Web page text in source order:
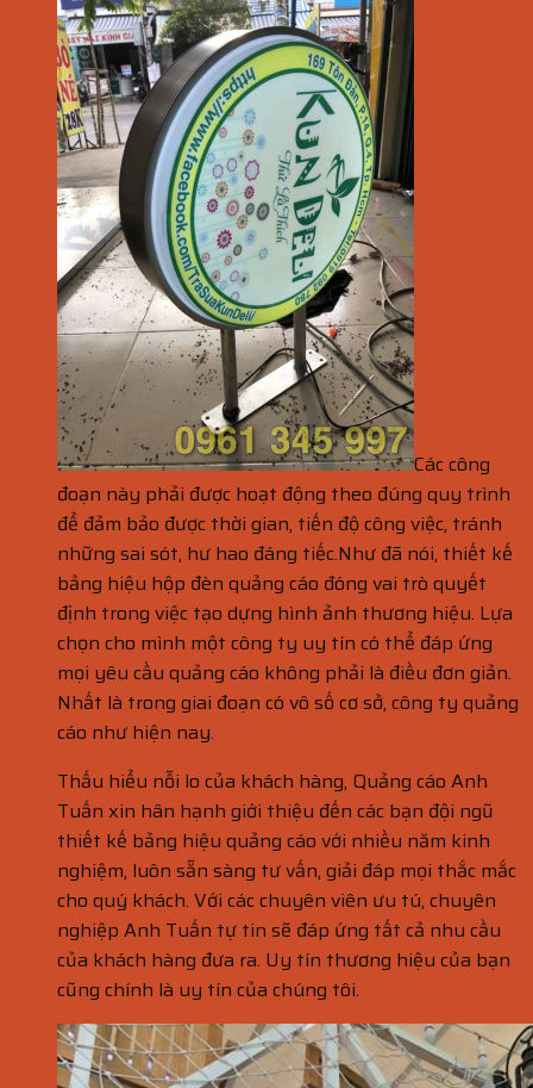
Các công
đoạn này phải được hoạt động theo đúng quy trình
để đảm bảo được thời gian, tiến độ công việc, tránh
những sai sót, hư hao đáng tiếc.Như đã nói, thiết kế
bảng hiệu hộp đèn quảng cáo đóng vai trò quyết
định trong việc tạo dựng hình ảnh thương hiệu. Lựa
chọn cho mình một công ty uy tín có thể đáp ứng
mọi yêu cầu quảng cáo không phải là điều đơn giản.
Nhất là trong giai đoạn có vô số cơ sở, công ty quảng
cáo như hiện nay.
Thấu hiểu nỗi lo của khách hàng, Quảng cáo Anh
Tuấn xin hân hạnh giới thiệu đến các bạn đội ngũ
thiết kế bảng hiệu quảng cáo với nhiều năm kinh
nghiệm, luôn sẵn sàng tư vấn, giải đáp mọi thắc mắc
cho quý khách. Với các chuyên viên ưu tú, chuyên
nghiệp Anh Tuấn tự tin sẽ đáp ứng tất cả nhu cầu
của khách hàng đưa ra. Uy tín thương hiệu của bạn
cũng chính là uy tín của chúng tôi.